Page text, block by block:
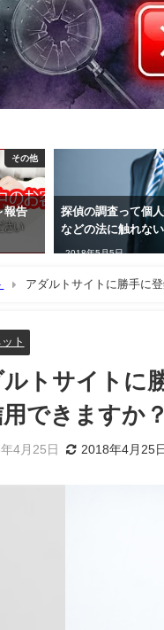
偵の世界
護法
ストーカーの被害
っておきたい事、身
アダルトサイトに勝手に
ト
ルトサイトに
できますか？
4月25日 2018年4月25日